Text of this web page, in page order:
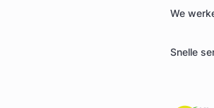
We
Snelle